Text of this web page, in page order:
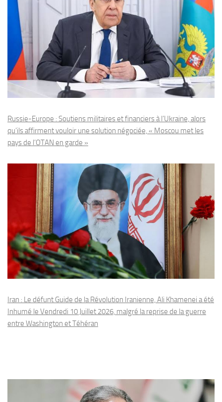
Russie-Europe : Soutiens militaires et financiers à l’Ukraine, alors
qu’ils affirment vouloir une solution négociée, « Moscou met les
pays de l’OTAN en garde »
Iran : Le défunt Guide de la Révolution Iranienne, Ali Khamenei a été
Inhumé le Vendredi 10 Juillet 2026, malgré la reprise de la guerre
entre Washington et Téhéran